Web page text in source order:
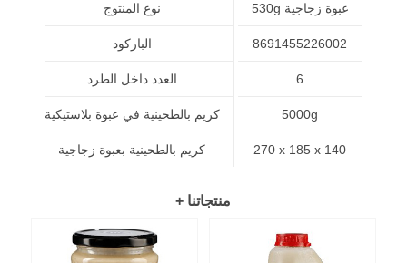
نوع المنتوج
الباركود
العدد داخل الطرد
كريم بالطحينية في عبوة بلاستيكية
كريم بالطحينية بعبوة زجاجية
530g عبوة زجاجية
8691455226002
6
5000g
270 x 185 x 140
+ منتجاتنا